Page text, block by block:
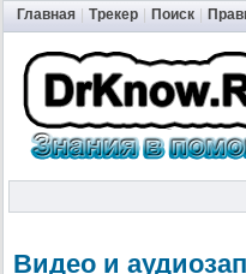
Главная Трекер Поиск
Видео и